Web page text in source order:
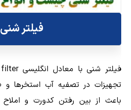
فیلتر شنی
تجهیزات در تصفیه آب استخرها
باعث از بین رفتن کدورت و